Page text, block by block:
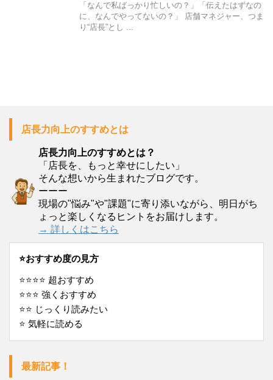
「なんで私ばっかり忙しいの？」「伝えたはずなの
に、なんでやってないの？」 店舗マネジャー、つま
り“店長”とし ...
店長力向上のすすめとは
店長力向上のすすめとは？
「店長を、もっと幸せにしたい」
そんな想いから生まれたブログです。
ーーー
現場の"悩み"や"課題"に寄り添いながら、明日がち
ょっと楽しくなるヒントをお届けします。
→ 詳しくはこちら
⭐️おすすめ度の見方
⭐️⭐️⭐️⭐️ 超おすすめ
⭐️⭐️⭐️ 強くおすすめ
⭐️⭐️ じっくり読みたい
⭐️ 気軽に読める
最新記事！